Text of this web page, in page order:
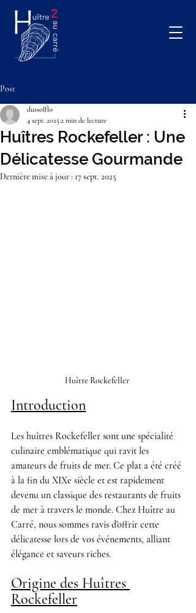
Post
Huîtres Rockefeller : Une
Délicatesse Gourmande
dussolflo
4 sept. 20252 min de lecture
Dernière mise à jour : 17 sept. 2025
Huître Rockefeller
Introduction
Les huîtres Rockefeller sont une spécialité
culinaire emblématique qui ravit les
amateurs de fruits de mer. Ce plat a été créé
à la fin du XIXe siècle et est rapidement
devenu un classique des restaurants de fruits
de mer à travers le monde. Chez Huître au
Carré, nous sommes ravis d'offrir cette
délicatesse lors de vos événements, alliant
élégance et saveurs riches.
Origine des Huîtres
Rockefeller